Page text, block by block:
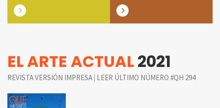
EL ARTE ACTUAL2021
REVISTA VERSIÓN IMPRESA | LEER ÚLTIMO NÚMERO #QH 294